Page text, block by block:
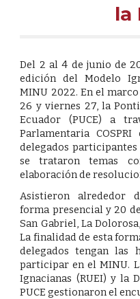
la
Del 2 al 4 de junio de
edición del Modelo
MINU 2022. En el
26 y viernes 27, la
Ecuador (PUCE) a
Parlamentaria
delegados participantes
se trataron temas
elaboración de
Asistieron alrededor
forma presencial y 20
San Gabriel, La
La finalidad de esta
delegados tengan las
participar en el MINU.
Ignacianas (RUEI) y la
PUCE gestionaron el